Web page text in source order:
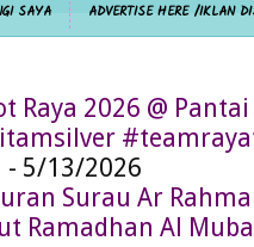
SAYA ADVERTISE HERE /IKLAN
Raya 2026 @ Pantai
- 5/13/2026
Surau Ar
Ramadhan Al